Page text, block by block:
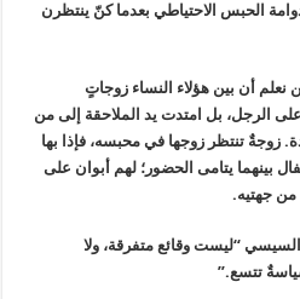
الحبس الاحتياطي بعدما كنّ ينتظرن
أن بين هؤلاء النساء زوجاتٍ
على الرجل، بل امتدت يد الملاحقة إلى من
زوجةٌ تنتظر زوجها في محبسه، فإذا بها
بينهما يتامى الحضور؛ لهم أبوان على
من جهتيه.
“ليست وقائع متفرقة، ولا
تتسع.”